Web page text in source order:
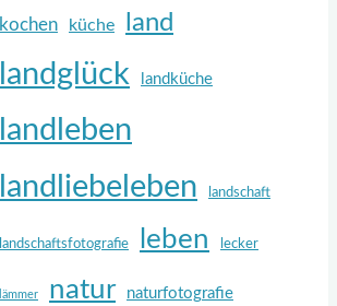
kochen küche land
landglück landküche
landleben
landliebeleben
landschaft
landschaftsfotografie leben lecker
lämmer natur naturfotografie